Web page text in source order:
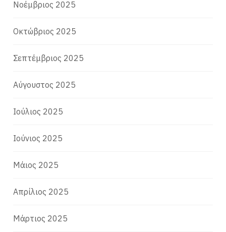
Νοέμβριος 2025
Οκτώβριος 2025
Σεπτέμβριος 2025
Αύγουστος 2025
Ιούλιος 2025
Ιούνιος 2025
Μάιος 2025
Απρίλιος 2025
Μάρτιος 2025